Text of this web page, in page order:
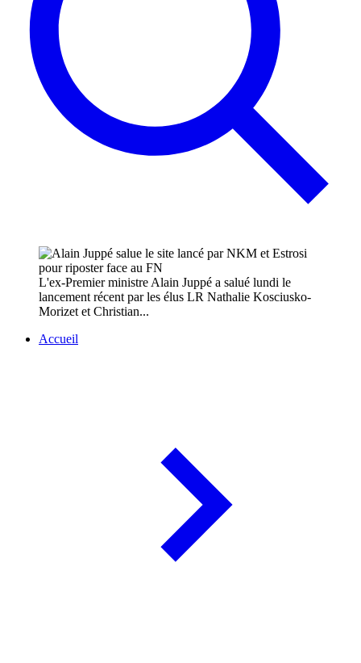
L'ex-Premier ministre Alain Juppé a salué lundi le
lancement récent par les élus LR Nathalie Kosciusko-
Morizet et Christian...
Accueil